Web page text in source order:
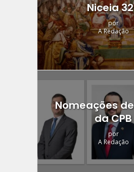
Niceia
por
A Redação
Nomeações
da CPB
por
A Redação